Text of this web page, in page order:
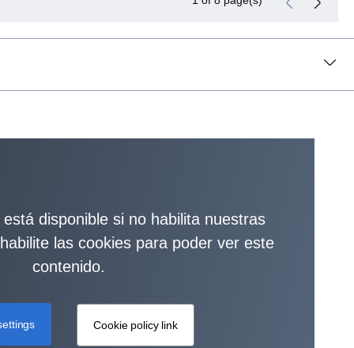
disponible si no habilita nuestras
las cookies para poder ver este
contenido.
Cookie policy link